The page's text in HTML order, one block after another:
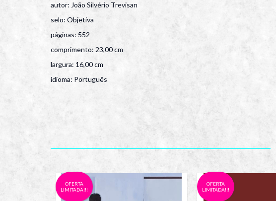
autor: João Silvério Trevisan
selo: Objetiva
páginas: 552
comprimento: 23,00 cm
largura: 16,00 cm
idioma: Português
OFERTA
LIMITADA!!!
OFERTA
LIMITADA!!!